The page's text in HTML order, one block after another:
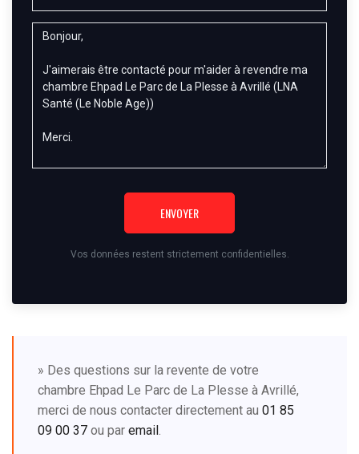
ENVOYER
Vos données restent strictement confidentielles.
» Des questions sur la revente de votre
chambre Ehpad Le Parc de La Plesse à Avrillé,
merci de nous contacter directement au 01 85
09 00 37 ou par email